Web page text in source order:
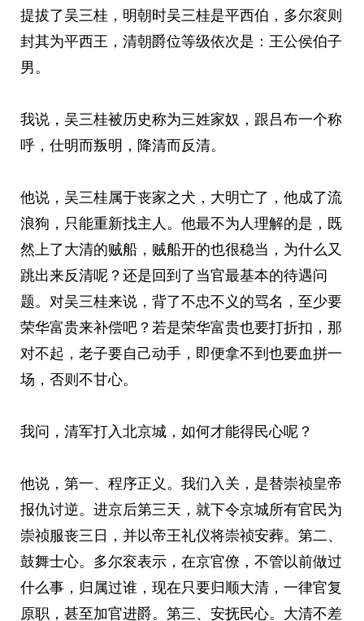
提拔了吴三桂，明朝时吴三桂是平西伯，多尔衮则
封其为平西王，清朝爵位等级依次是：王公侯伯子
男。
我说，吴三桂被历史称为三姓家奴，跟吕布一个称
呼，仕明而叛明，降清而反清。
他说，吴三桂属于丧家之犬，大明亡了，他成了流
浪狗，只能重新找主人。他最不为人理解的是，既
然上了大清的贼船，贼船开的也很稳当，为什么又
跳出来反清呢？还是回到了当官最基本的待遇问
题。对吴三桂来说，背了不忠不义的骂名，至少要
荣华富贵来补偿吧？若是荣华富贵也要打折扣，那
对不起，老子要自己动手，即便拿不到也要血拼一
场，否则不甘心。
我问，清军打入北京城，如何才能得民心呢？
他说，第一、程序正义。我们入关，是替崇祯皇帝
报仇讨逆。进京后第三天，就下令京城所有官民为
崇祯服丧三日，并以帝王礼仪将崇祯安葬。第二、
鼓舞士心。多尔衮表示，在京官僚，不管以前做过
什么事，归属过谁，现在只要归顺大清，一律官复
原职，甚至加官进爵。第三、安抚民心。大清不差